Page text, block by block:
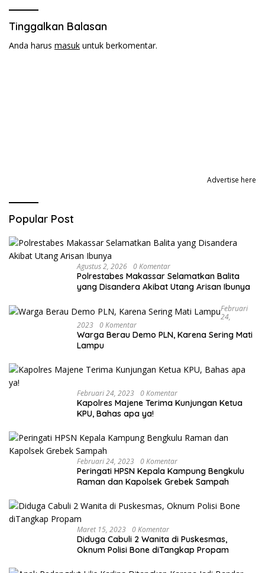
Tinggalkan Balasan
Anda harus masuk untuk berkomentar.
Advertise here
Popular Post
Agustus 2, 2026 0 Komentar
Polrestabes Makassar Selamatkan Balita
yang Disandera Akibat Utang Arisan Ibunya
Februari
24,
2023 0 Komentar
Warga Berau Demo PLN, Karena Sering Mati
Lampu
Februari 24, 2023 0 Komentar
Kapolres Majene Terima Kunjungan Ketua
KPU, Bahas apa ya!
Februari 24, 2023 0 Komentar
Peringati HPSN Kepala Kampung Bengkulu
Raman dan Kapolsek Grebek Sampah
Maret 15, 2023 0 Komentar
Diduga Cabuli 2 Wanita di Puskesmas,
Oknum Polisi Bone diTangkap Propam